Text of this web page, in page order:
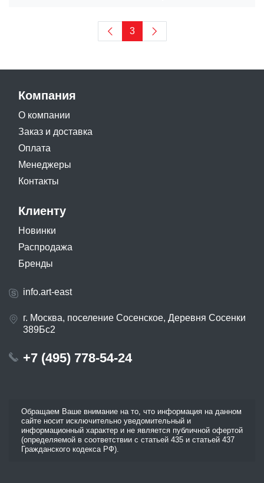
3
Компания
О компании
Заказ и доставка
Оплата
Менеджеры
Контакты
Клиенту
Новинки
Распродажа
Бренды
info.art-east
г. Москва, поселение Сосенское, Деревня Сосенки
389Бс2
+7 (495) 778-54-24
Обращаем Ваше внимание на то, что информация на данном
сайте носит исключительно уведомительный и
информационный характер и не является публичной офертой
(определяемой в соответствии с статьей 435 и статьей 437
Гражданского кодекса РФ).